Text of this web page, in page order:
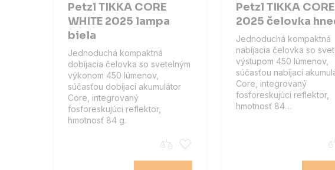
Petzl TIKKA CORE
WHITE 2025 lampa
biela
Jednoduchá kompaktná
dobíjacia čelovka so svetelným
výkonom 450 lúmenov,
súčasťou dobíjací akumulátor
Core, integrovaný
fosforeskujúci reflektor,
hmotnosť 84 g.
Petzl TIKKA CORE
2025 čelovka
Jednoduchá kompaktná
nabíjacia čelovka so
výstupom 450 lúmenov,
súčasťou nabíjací
Core, integrovaný
fosforeskujúci reflektor,
hmotnosť 84…